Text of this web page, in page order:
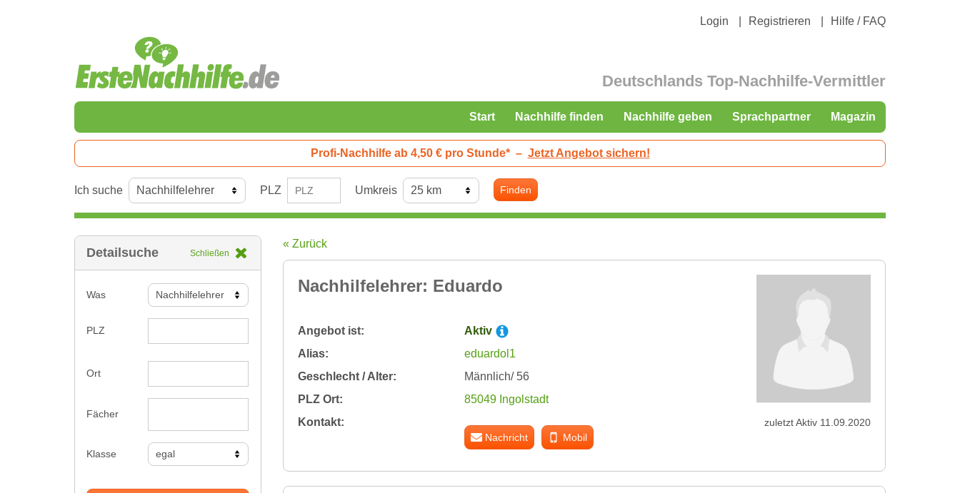
Login Registrieren Hilfe / FAQ
Deutschlands Top-Nachhilfe-Vermittler
Start Nachhilfe finden Nachhilfe geben Sprachpartner Magazin
Profi-Nachhilfe ab 4,50 € pro Stunde* – Jetzt Angebot sichern!
Ich suche PLZ Umkreis Finden
Detailsuche Schließen
Was
PLZ
Ort
Fächer
Klasse
« Zurück
Nachhilfelehrer: Eduardo
Angebot ist:
Aktiv
Alias:
eduardol1
Geschlecht / Alter:
Männlich/ 56
PLZ Ort:
85049 Ingolstadt
Kontakt:
Nachricht Mobil
zuletzt Aktiv 11.09.2020